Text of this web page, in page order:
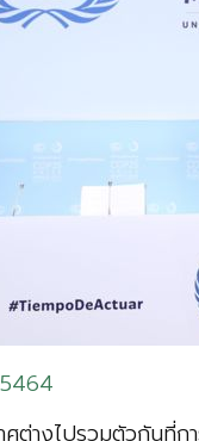
ต่างไปรวมตัวกัน